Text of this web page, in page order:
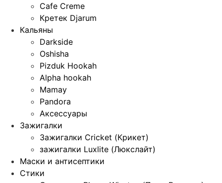
Cafe Creme
Кретек Djarum
Кальяны
Darkside
Oshisha
Pizduk Hookah
Alpha hookah
Mamay
Pandora
Аксессуары
Зажигалки
Зажигалки Cricket (Крикет)
зажигалки Luxlite (Люкслайт)
Маски и антисептики
Стики